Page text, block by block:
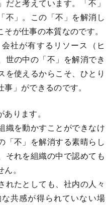
と考えています。「不」
不」。この「不」を解消し
が仕事の本質なのです。
社が有するリソース（ヒ
世の中の「不」を解消でき
を使えるからこそ、ひとり
」ができるのです。
ります。
を動かすことができなけ
「不」を解消する素晴らし
それを組織の中で認めても
。
たとしても、社内の人々
共感が得られていない場